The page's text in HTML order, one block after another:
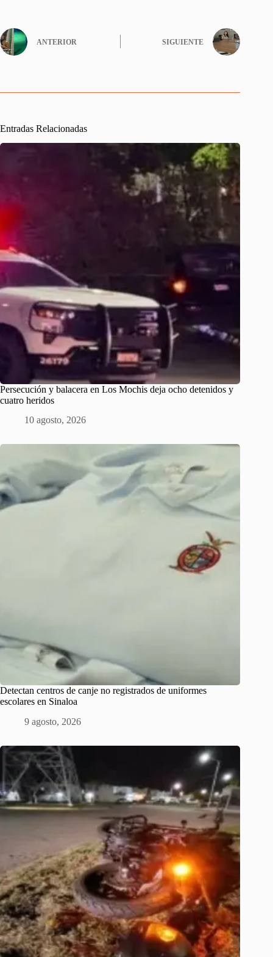
ok r
A
pp
ANTERIOR SIGUIENTE
Entradas Relacionadas
Persecución y balacera en Los Mochis deja ocho detenidos y
cuatro heridos
10 agosto, 2026
Detectan centros de canje no registrados de uniformes
escolares en Sinaloa
9 agosto, 2026